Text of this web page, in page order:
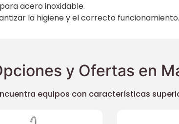
acero inoxidable.
la higiene y el correcto funcionamiento.
y Ofertas en
equipos con características